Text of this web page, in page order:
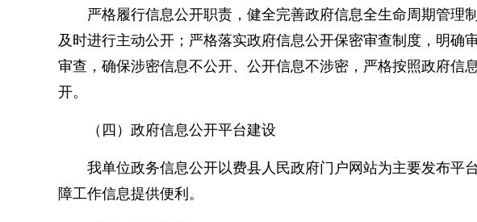
严格履行信息公开职责，健全完善政府信息全生命周期管
及时进行主动公开；严格落实政府信息公开保密审查制度，明确
审查，确保涉密信息不公开、公开信息不涉密，严格按照政府
开。
（四）政府信息公开平台建设
我单位政务信息公开以费县人民政府门户网站为主要发布平
障工作信息提供便利。